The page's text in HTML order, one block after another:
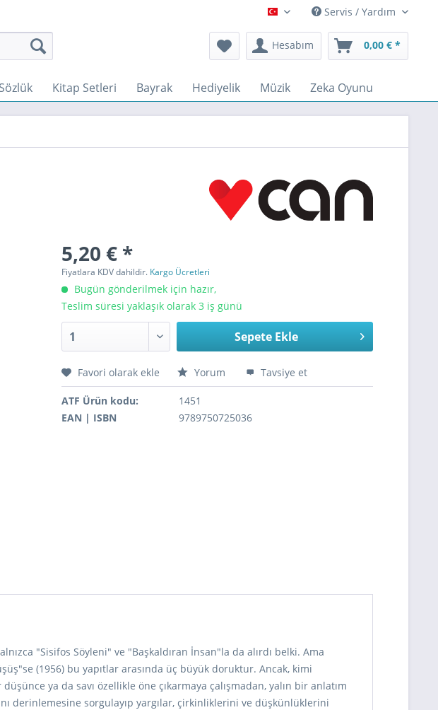
Türkçe Servis / Yardım
Hesabım 0,00 € *
Sözlük Kitap Setleri Bayrak Hediyelik Müzik Zeka Oyunu
5,20 € *
Fiyatlara KDV dahildir. Kargo Ücretleri
Bugün gönderilmek için hazır,
Teslim süresi yaklaşık olarak 3 iş günü
Sepete Ekle
Favori olarak ekle Yorum Tavsiye et
ATF Ürün kodu:
1451
EAN | ISBN
9789750725036
"Sisifos Söyleni" ve "Başkaldıran İnsan"la da alırdı belki. Ama
(1956) bu yapıtlar arasında üç büyük doruktur. Ancak, kimi
ya da savı özellikle öne çıkarmaya çalışmadan, yalın bir anlatım
derinlemesine sorgulayıp yargılar, çirkinliklerini ve düşkünlüklerini